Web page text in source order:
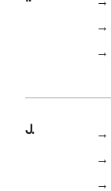
→
→
J. →
→
→